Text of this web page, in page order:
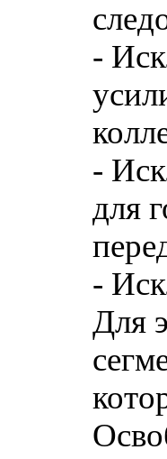
-
-
для
-
Для